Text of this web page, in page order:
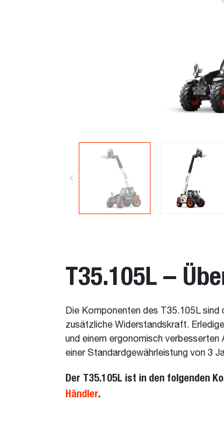
T35.105L –
Die Komponenten des T35.105L
zusätzliche Widerstandskraft.
und einem ergonomisch
einer Standardgewährleistung von 3
Der T35.105L ist in den folgenden
Händler.